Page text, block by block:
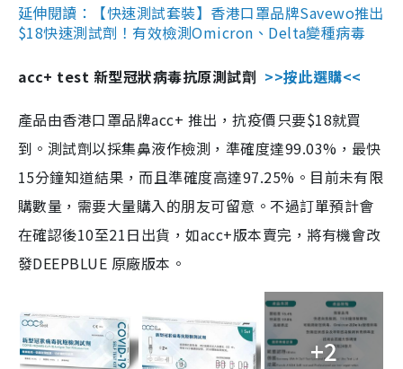
延伸閱讀：【快速測試套裝】香港口罩品牌Savewo推出
$18快速測試劑！有效檢測Omicron、Delta變種病毒
acc+ test 新型冠狀病毒抗原測試劑 >>按此選購<<
產品由香港口罩品牌acc+ 推出，抗疫價只要$18就買
到。測試劑以採集鼻液作檢測，準確度達99.03%，最快
15分鐘知道結果，而且準確度高達97.25%。目前未有限
購數量，需要大量購入的朋友可留意。不過訂單預計會
在確認後10至21日出貨，如acc+版本賣完，將有機會改
發DEEPBLUE 原廠版本。
+2